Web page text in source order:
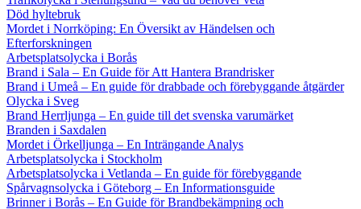
Död hyltebruk
Mordet i Norrköping: En Översikt av Händelsen och
Efterforskningen
Arbetsplatsolycka i Borås
Brand i Sala – En Guide för Att Hantera Brandrisker
Brand i Umeå – En guide för drabbade och förebyggande åtgärder
Olycka i Sveg
Brand Herrljunga – En guide till det svenska varumärket
Branden i Saxdalen
Mordet i Örkelljunga – En Inträngande Analys
Arbetsplatsolycka i Stockholm
Arbetsplatsolycka i Vetlanda – En guide för förebyggande
Spårvagnsolycka i Göteborg – En Informationsguide
Brinner i Borås – En Guide för Brandbekämpning och